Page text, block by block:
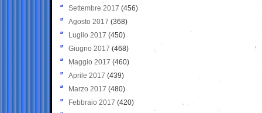
Settembre 2017 (456)
Agosto 2017 (368)
Luglio 2017 (450)
Giugno 2017 (468)
Maggio 2017 (460)
Aprile 2017 (439)
Marzo 2017 (480)
Febbraio 2017 (420)